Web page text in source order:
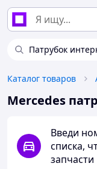
Патрубок
Каталог товаров
Mercedes
Введи
списка,
запчасти